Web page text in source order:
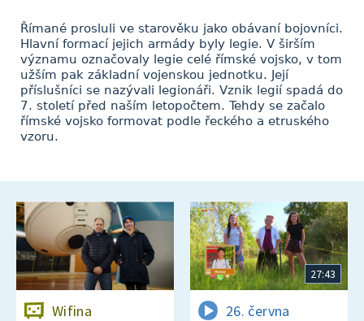
Římané prosluli ve starověku jako obávaní bojovníci.
Hlavní formací jejich armády byly legie. V širším
významu označovaly legie celé římské vojsko, v tom
užším pak základní vojenskou jednotku. Její
příslušníci se nazývali legionáři. Vznik legií spadá do
7. století před naším letopočtem. Tehdy se začalo
římské vojsko formovat podle řeckého a etruského
vzoru.
Wifina
27:43
26. června